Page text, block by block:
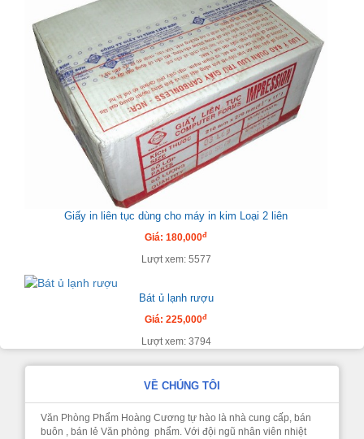
Giấy in liên tục dùng cho máy in kim Loại 2 liên
Giá: 180,000đ
Lượt xem: 5577
Bát ủ lạnh rượu
Giá: 225,000đ
Lượt xem: 3794
VỀ CHÚNG TÔI
Văn Phòng Phẩm Hoàng Cương tự hào là nhà cung cấp, bán
buôn , bán lẻ Văn phòng phẩm. Với đội ngũ nhân viên nhiệt